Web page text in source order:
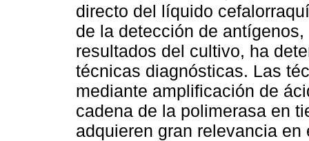
directo del líquido
de la detección de
resultados del cultivo, ha
técnicas diagnósticas. Las
mediante amplificación de
cadena de la polimerasa en
adquieren gran relevancia